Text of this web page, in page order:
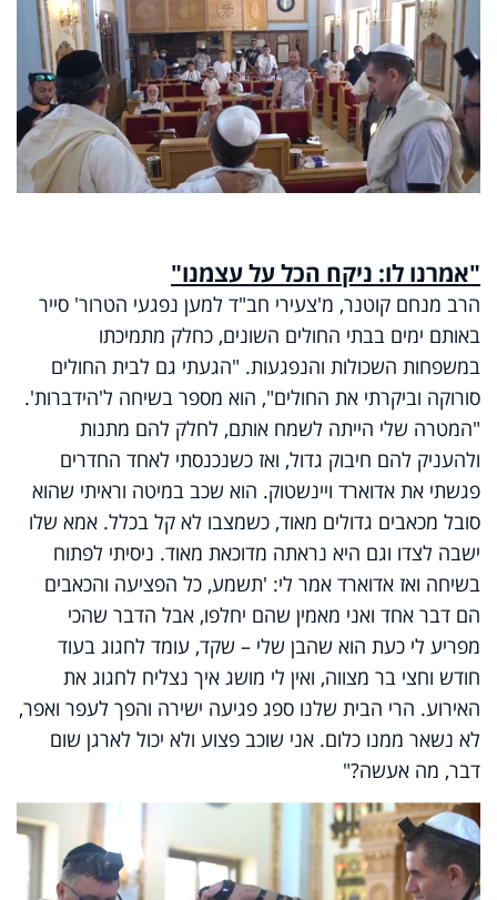
"אמרנו לו: ניקח הכל על עצמנו"
הרב מנחם קוטנר, מ'צעירי חב"ד למען נפגעי הטרור' סייר
באותם ימים בבתי החולים השונים, כחלק מתמיכתו
במשפחות השכולות והנפגעות. "הגעתי גם לבית החולים
סורוקה וביקרתי את החולים", הוא מספר בשיחה ל'הידברות'.
"המטרה שלי הייתה לשמח אותם, לחלק להם מתנות
ולהעניק להם חיבוק גדול, ואז כשנכנסתי לאחד החדרים
פגשתי את אדוארד ויינשטוק. הוא שכב במיטה וראיתי שהוא
סובל מכאבים גדולים מאוד, כשמצבו לא קל בכלל. אמא שלו
ישבה לצדו וגם היא נראתה מדוכאת מאוד. ניסיתי לפתוח
בשיחה ואז אדוארד אמר לי: 'תשמע, כל הפציעה והכאבים
הם דבר אחד ואני מאמין שהם יחלפו, אבל הדבר שהכי
מפריע לי כעת הוא שהבן שלי – שקד, עומד לחגוג בעוד
חודש וחצי בר מצווה, ואין לי מושג איך נצליח לחגוג את
האירוע. הרי הבית שלנו ספג פגיעה ישירה והפך לעפר ואפר,
לא נשאר ממנו כלום. אני שוכב פצוע ולא יכול לארגן שום
דבר, מה אעשה?"